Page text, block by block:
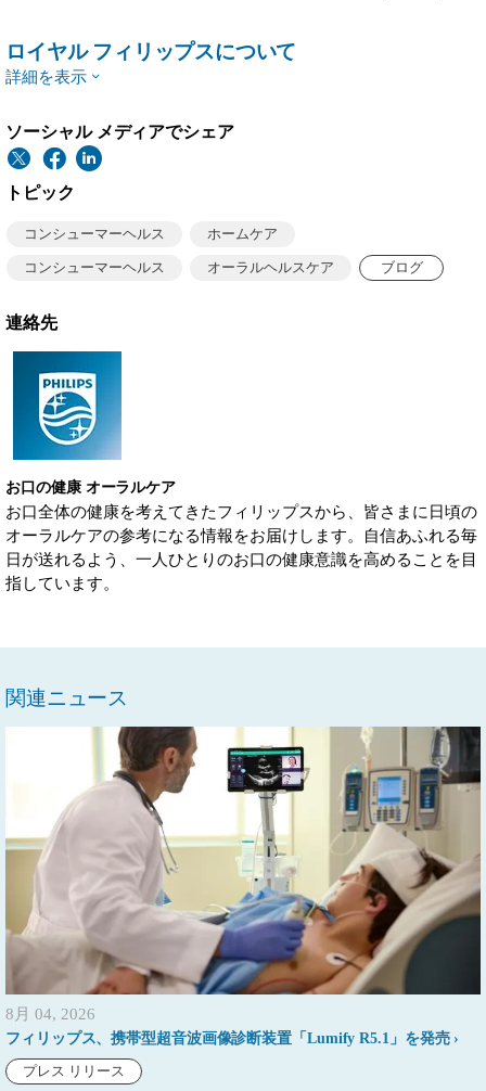
ロイヤル フィリップスについて
詳細を表示
ソーシャル メディアでシェア
トピック
コンシューマーヘルス ホームケア
コンシューマーヘルス オーラルヘルスケア ブログ
連絡先
お口の健康 オーラルケア
お口全体の健康を考えてきたフィリップスから、皆さまに日頃の
オーラルケアの参考になる情報をお届けします。自信あふれる毎
日が送れるよう、一人ひとりのお口の健康意識を高めることを目
指しています。
関連ニュース
8月 04, 2026
フィリップス、携帯型超音波画像診断装置「Lumify R5.1」を発売
プレス リリース